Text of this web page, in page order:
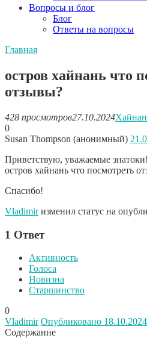
Вопросы и блог
Блог
Ответы на вопросы
Главная
остров хайнань что
отзывы?
428 просмотров27.10.2024
0
Susan Thompson (анонимный)
Приветствую, уважаемые знатоки!
остров хайнань что посмотреть
Спасибо!
Vladimirизменил статус на
1 Ответ
Активность
Голоса
Новизна
Старшинство
0
Vladimir Опубликовано 18.10.2024
Содержание